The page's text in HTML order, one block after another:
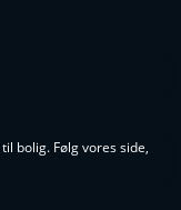
bolig. Følg vores side,